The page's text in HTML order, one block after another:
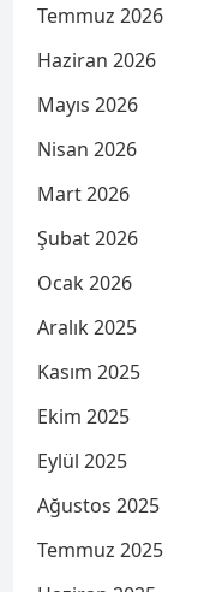
Temmuz 2026
Haziran 2026
Mayıs 2026
Nisan 2026
Mart 2026
Şubat 2026
Ocak 2026
Aralık 2025
Kasım 2025
Ekim 2025
Eylül 2025
Ağustos 2025
Temmuz 2025